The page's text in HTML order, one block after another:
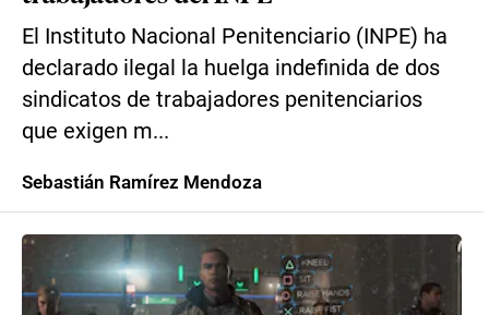
El Instituto Nacional Penitenciario (INPE) ha
declarado ilegal la huelga indefinida de dos
sindicatos de trabajadores penitenciarios
que exigen m...
Sebastián Ramírez Mendoza